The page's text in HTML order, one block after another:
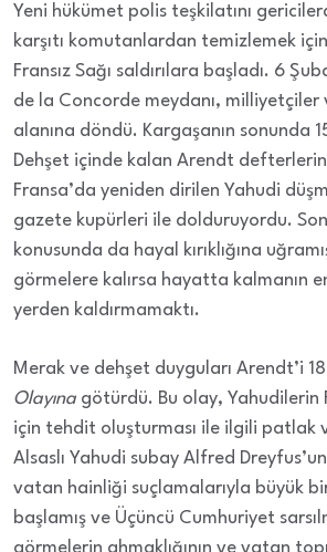
Yeni hükümet polis teşkilatını
karşıtı komutanlardan temizlemek
Fransız Sağı saldırılara başladı. 6
de la Concorde meydanı, milliyetçiler
alanına döndü. Kargaşanın sonunda
Dehşet içinde kalan Arendt
Fransa’da yeniden dirilen Yahudi
gazete kupürleri ile dolduruyordu.
konusunda da hayal kırıklığına
görmelere kalırsa hayatta kalmanın
yerden kaldırmamaktı.
Merak ve dehşet duyguları Arendt’i
Olayına götürdü. Bu olay, Yahudilerin
için tehdit oluşturması ile ilgili patlak
Alsaslı Yahudi subay Alfred
vatan hainliği suçlamalarıyla büyük
başlamış ve Üçüncü Cumhuriyet
görmelerin ahmaklığının ve vatan